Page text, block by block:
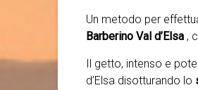
Un metodo per
Barberino Val d’Elsa ,
Il getto, intenso e
d’Elsa disotturando lo